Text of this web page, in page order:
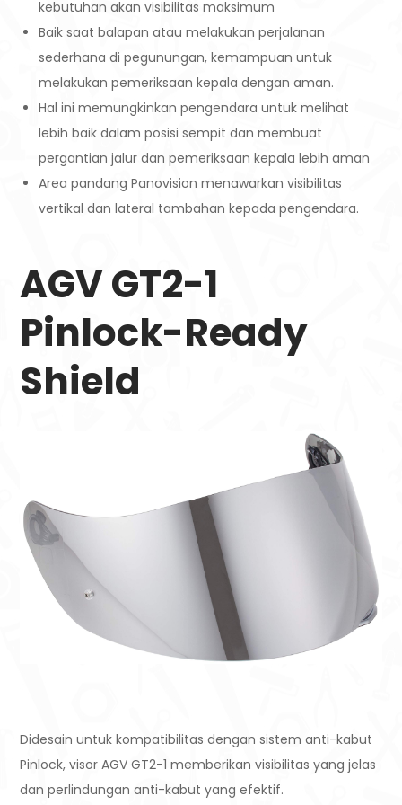
kebutuhan akan visibilitas maksimum
Baik saat balapan atau melakukan perjalanan
sederhana di pegunungan, kemampuan untuk
melakukan pemeriksaan kepala dengan aman.
Hal ini memungkinkan pengendara untuk melihat
lebih baik dalam posisi sempit dan membuat
pergantian jalur dan pemeriksaan kepala lebih aman
Area pandang Panovision menawarkan visibilitas
vertikal dan lateral tambahan kepada pengendara.
AGV GT2-1
Pinlock-Ready
Shield
Didesain untuk kompatibilitas dengan sistem anti-kabut
Pinlock, visor AGV GT2-1 memberikan visibilitas yang jelas
dan perlindungan anti-kabut yang efektif.